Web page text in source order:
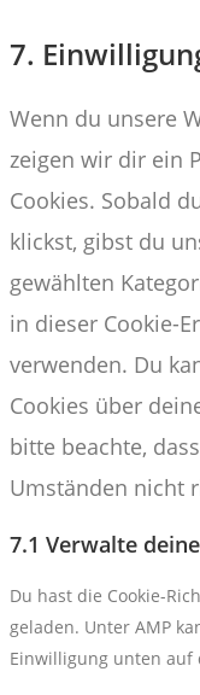
Consent
service
7.
Wenn du unsere
zeigen wir dir ein
Cookies. Sobald
klickst, gibst du
gewählten
in dieser Cookie-
verwenden. Du
Cookies über
bitte beachte,
Umständen nicht
7.1 Verwalte
Du hast die Cookie-
geladen. Unter AMP
Einwilligung unten auf